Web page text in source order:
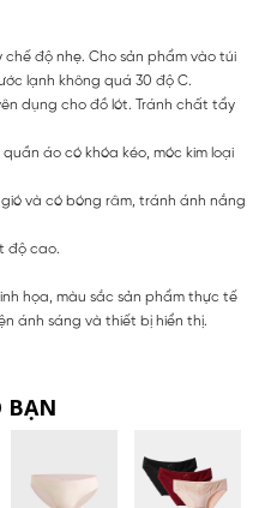
độ nhẹ. Cho sản phẩm vào túi
lạnh không quá 30 độ C.
dụng cho đồ lót. Tránh chất tẩy
áo có khóa kéo, móc kim loại
và có bóng râm, tránh ánh nắng
độ cao.
họa, màu sắc sản phẩm thực tế
ánh sáng và thiết bị hiển thị.
BẠN